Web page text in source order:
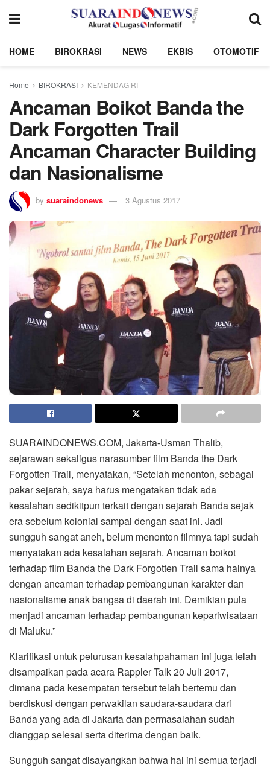
HOME BIROKRASI NEWS EKBIS OTOMOTIF
Home BIROKRASI KEMENDAG RI
Ancaman Boikot Banda the
Dark Forgotten Trail
Ancaman Character Building
dan Nasionalisme
by suaraindonews 3 Agustus 2017
SUARAINDONEWS.COM, Jakarta-Usman Thalib,
sejarawan sekaligus narasumber film Banda the Dark
Forgotten Trail, menyatakan, “Setelah menonton, sebagai
pakar sejarah, saya harus mengatakan tidak ada
kesalahan sedikitpun terkait dengan sejarah Banda sejak
era sebelum kolonial sampai dengan saat ini. Jadi
sungguh sangat aneh, belum menonton filmnya tapi sudah
menyatakan ada kesalahan sejarah. Ancaman boikot
terhadap film Banda the Dark Forgotten Trail sama halnya
dengan ancaman terhadap pembangunan karakter dan
nasionalisme anak bangsa di daerah ini. Demikian pula
menjadi ancaman terhadap pembangunan kepariwisataan
di Maluku.”
Klarifikasi untuk pelurusan kesalahpahaman ini juga telah
disampaikan pada acara Rappler Talk 20 Juli 2017,
dimana pada kesempatan tersebut telah bertemu dan
berdiskusi dengan perwakilan saudara-saudara dari
Banda yang ada di Jakarta dan permasalahan sudah
dianggap selesai serta diterima dengan baik.
Sungguh sangat disayangkan bahwa hal ini semua terjadi